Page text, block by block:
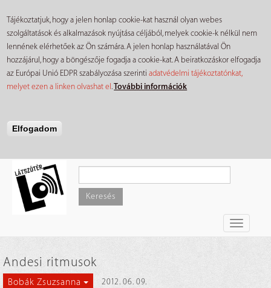
Tájékoztatjuk, hogy a jelen honlap cookie-kat használ olyan webes
szolgáltatások és alkalmazások nyújtása céljából, melyek cookie-k nélkül nem
lennének elérhetőek az Ön számára. A jelen honlap használatával Ön
hozzájárul, hogy a böngészője fogadja a cookie-kat. A beiratkozáskor elfogadja
az Európai Unió EDPR szabályozása szerintiadatvédelmi tájékoztatónkat,
melyet ezen a linken olvashat el.További információk
Elfogadom
tartalomra
Keresés
Toggle
Andesi ritmusok
Bobák Zsuzsanna
2012. 06. 09.